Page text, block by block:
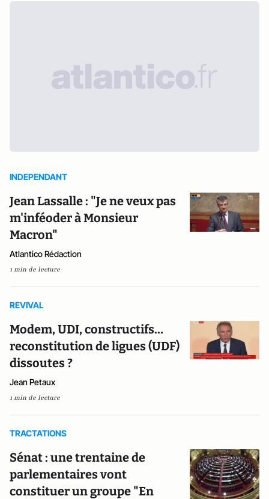
INDEPENDANT
Jean Lassalle : "Je ne veux pas
m'inféoder à Monsieur
Macron"
Atlantico Rédaction
1 min de lecture
REVIVAL
Modem, UDI, constructifs…
reconstitution de ligues (UDF)
dissoutes ?
Jean Petaux
1 min de lecture
TRACTATIONS
Sénat : une trentaine de
parlementaires vont
constituer un groupe "En